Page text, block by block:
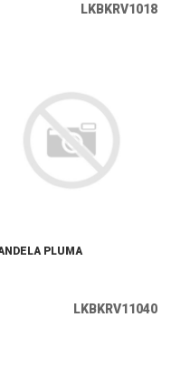
LKBKRV1018
PLUMA
LKBKRV11040